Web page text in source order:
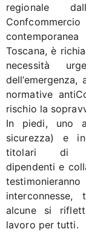
regionale
Toscana, è
necessità
normative
rischio la
In piedi, uno
sicurezza) e
titolari di
dipendenti e
alcune si
lavoro per tutti.